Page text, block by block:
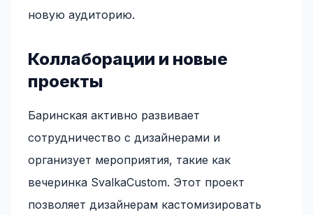
новую аудиторию.
Коллаборации и новые
проекты
Баринская активно развивает
сотрудничество с дизайнерами и
организует мероприятия, такие как
вечеринка SvalkaCustom. Этот проект
позволяет дизайнерам кастомизировать